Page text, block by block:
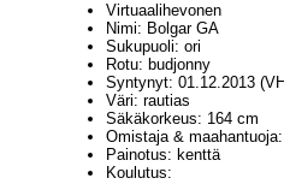
Virtuaalihevonen
Nimi: Bolgar GA
Sukupuoli: ori
Rotu: budjonny
Syntynyt: 01.12.2013
Väri: rautias
Säkäkorkeus: 164 cm
Omistaja &
Painotus: kenttä
Koulutus: